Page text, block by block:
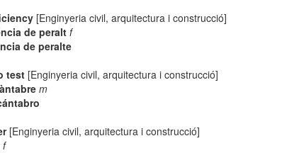
[Enginyeria civil, arquitectura i construcció]
de peralt f
de peralte
test [Enginyeria civil, arquitectura i construcció]
m
[Enginyeria civil, arquitectura i construcció]
f